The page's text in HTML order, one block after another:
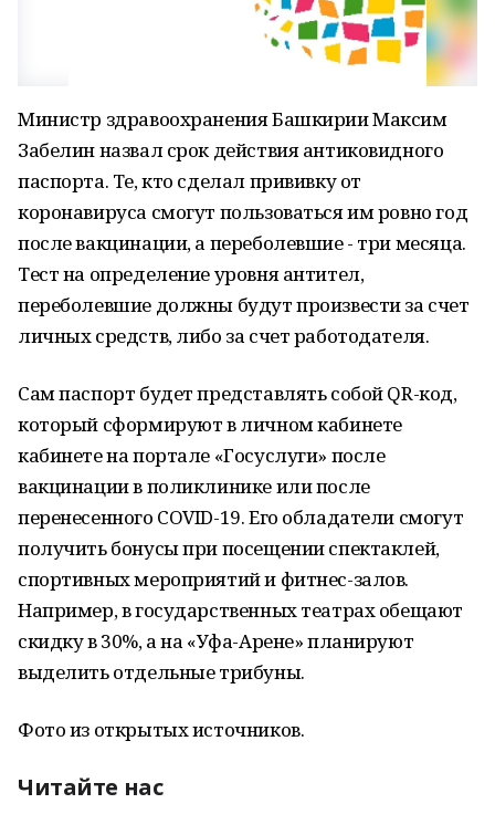
Министр здравоохранения Башкирии Максим
Забелин назвал срок действия антиковидного
паспорта. Те, кто сделал прививку от
коронавируса смогут пользоваться им ровно год
после вакцинации, а переболевшие - три месяца.
Тест на определение уровня антител,
переболевшие должны будут произвести за счет
личных средств, либо за счет работодателя.
Сам паспорт будет представлять собой QR-код,
который сформируют в личном кабинете
кабинете на портале «Госуслуги» после
вакцинации в поликлинике или после
перенесенного COVID-19. Его обладатели смогут
получить бонусы при посещении спектаклей,
спортивных мероприятий и фитнес-залов.
Например, в государственных театрах обещают
скидку в 30%, а на «Уфа-Арене» планируют
выделить отдельные трибуны.
Фото из открытых источников.
Читайте нас